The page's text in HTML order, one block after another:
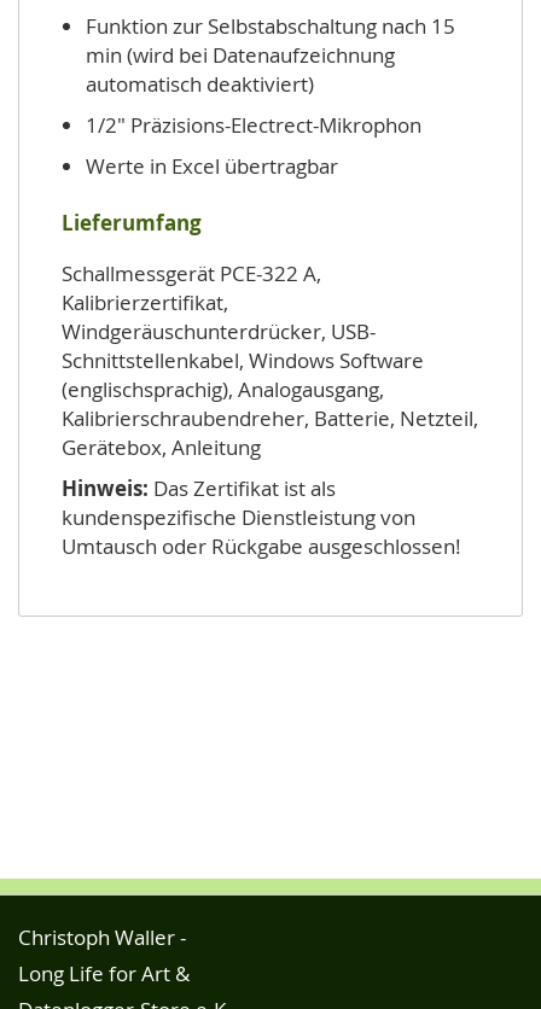
Funktion zur Selbstabschaltung nach 15
min (wird bei Datenaufzeichnung
automatisch deaktiviert)
1/2" Präzisions-Electrect-Mikrophon
Werte in Excel übertragbar
Lieferumfang
Schallmessgerät PCE-322 A,
Kalibrierzertifikat,
Windgeräuschunterdrücker, USB-
Schnittstellenkabel, Windows Software
(englischsprachig), Analogausgang,
Kalibrierschraubendreher, Batterie, Netzteil,
Gerätebox, Anleitung
Hinweis: Das Zertifikat ist als
kundenspezifische Dienstleistung von
Umtausch oder Rückgabe ausgeschlossen!
Christoph Waller -
Long Life for Art &